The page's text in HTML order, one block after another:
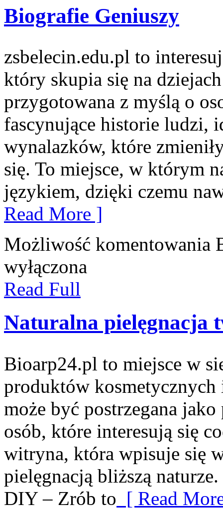
Biografie Geniuszy
zsbelecin.edu.pl to
który skupia się na
przygotowana z myślą o
fascynujące historie ludzi,
wynalazków, które
się. To miejsce, w którym
językiem, dzięki czemu
Read More ]
Możliwość komentowania
wyłączona
Read Full
Naturalna pielęgnacja
Bioarp24.pl to miejsce w
produktów
może być postrzegana
osób, które interesują się
witryna, która wpisuje się
pielęgnacją bliższą
DIY – Zrób to [ Read